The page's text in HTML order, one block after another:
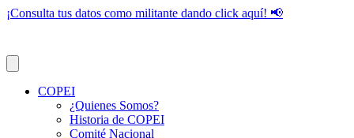
¡Consulta tus datos como militante dando click aquí! 📢
COPEI
¿Quienes Somos?
Historia de COPEI
Comité Nacional